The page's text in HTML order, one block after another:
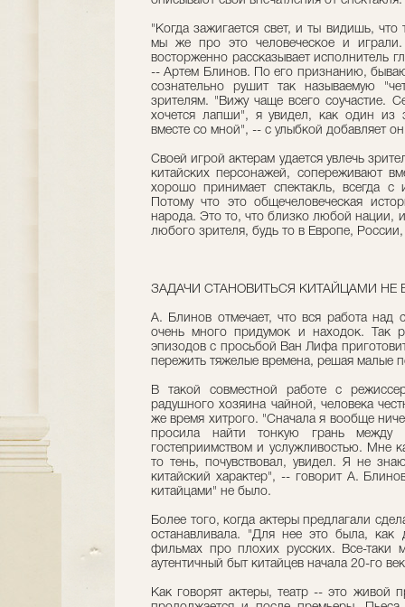
"Когда зажигается свет, и ты видишь,
мы же про это человеческое и
восторженно рассказывает исполнитель
-- Артем Блинов. По его признанию,
сознательно рушит так называемую
зрителям. "Вижу чаще всего соучастие.
хочется лапши", я увидел, как один из
вместе со мной", -- с улыбкой добавляет
Своей игрой актерам удается увлечь
китайских персонажей, сопереживают
хорошо принимает спектакль, всегда с
Потому что это общечеловеческая
народа. Это то, что близко любой нации,
любого зрителя, будь то в Европе,
ЗАДАЧИ СТАНОВИТЬСЯ КИТАЙЦАМИ НЕ
А. Блинов отмечает, что вся работа над
очень много придумок и находок. Так
эпизодов с просьбой Ван Лифа
пережить тяжелые времена, решая малые
В такой совместной работе с
радушного хозяина чайной, человека
же время хитрого. "Сначала я вообще
просила найти тонкую грань между
гостеприимством и услужливостью. Мне
то тень, почувствовал, увидел. Я не
китайский характер", -- говорит А.
китайцами" не было.
Более того, когда актеры предлагали
останавливала. "Для нее это была, как
фильмах про плохих русских. Все-
аутентичный быт китайцев начала 20-го
Как говорят актеры, театр -- это живой